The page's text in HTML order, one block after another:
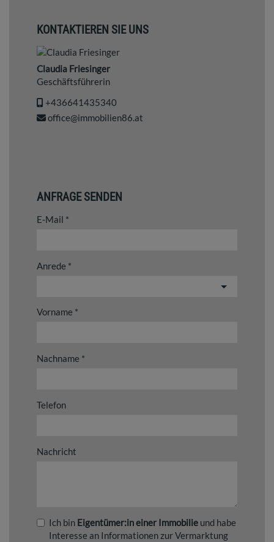
KONTAKTIEREN SIE UNS
Claudia Friesinger
Geschäftsführerin
+436641435340
office@immobilien86.at
ANFRAGE SENDEN
E-Mail
Anrede
Vorname
Nachname
Telefon
Nachricht
Ich bin Eigentümer:in einer Immobilie und habe
Interesse an Informationen zur Vermarktung